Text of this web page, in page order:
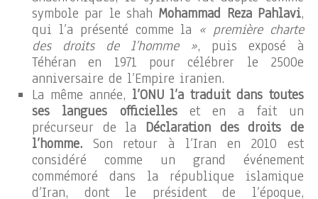
symbole par le shah Mohammad Reza Pahlavi,
qui l’a présenté comme la « première charte
des droits de l’homme », puis exposé à
Téhéran en 1971 pour célébrer le 2500e
anniversaire de l’Empire iranien.
La même année, l’ONU l’a traduit dans toutes
ses langues officielleset en a fait un
précurseur de la Déclaration des droits de
l’homme. Son retour à l’Iran en 2010 est
considéré comme un grand événement
commémoré dans la république islamique
d’Iran, dont le président de l’époque,